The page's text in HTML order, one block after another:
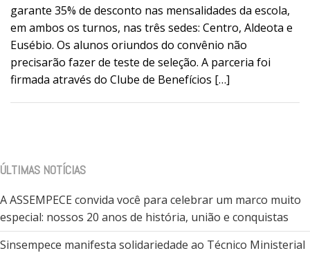
garante 35% de desconto nas mensalidades da escola,
em ambos os turnos, nas três sedes: Centro, Aldeota e
Eusébio. Os alunos oriundos do convênio não
precisarão fazer de teste de seleção. A parceria foi
firmada através do Clube de Benefícios […]
ÚLTIMAS NOTÍCIAS
A ASSEMPECE convida você para celebrar um marco muito
especial: nossos 20 anos de história, união e conquistas
Sinsempece manifesta solidariedade ao Técnico Ministerial